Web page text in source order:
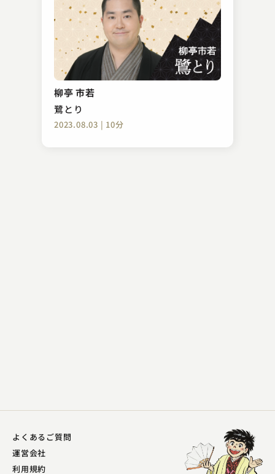
柳亭 市若
鷺とり
2023.08.03 | 10分
入船亭 扇遊
権助芝居
2023.10.09 | 14分
よくあるご質問
運営会社
利用規約